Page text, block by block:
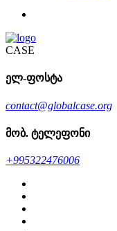
CASE
ელ-ფოსტა
contact@globalcase.org
მობ. ტელეფონი
+995322476006